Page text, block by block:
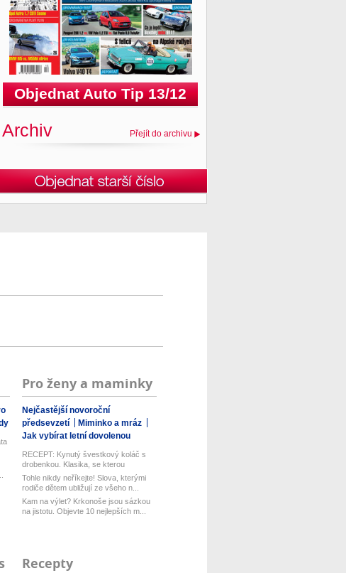
Objednat Auto Tip 13/12
Archiv Přejít do archivu
Pro ženy a maminky
Nejčastější novoroční
předsevzetí
Miminko a mráz
Jak vybírat letní dovolenou
RECEPT: Kynutý švestkový koláč s
drobenkou. Klasika, se kterou
zaboduj...
Tohle nikdy neříkejte! Slova, kterými
rodiče dětem ubližují ze všeho n...
Kam na výlet? Krkonoše jsou sázkou
na jistotu. Objevte 10 nejlepších m...
Recepty